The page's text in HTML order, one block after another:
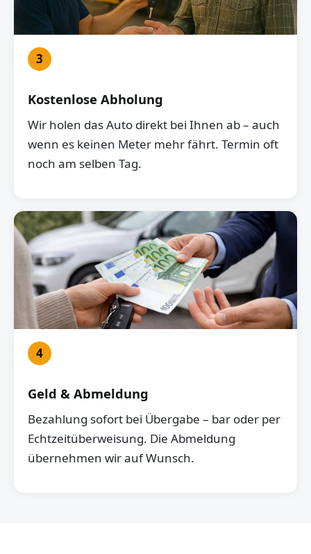
3
Kostenlose Abholung
Wir holen das Auto direkt bei Ihnen ab – auch
wenn es keinen Meter mehr fährt. Termin oft
noch am selben Tag.
4
Geld & Abmeldung
Bezahlung sofort bei Übergabe – bar oder per
Echtzeitüberweisung. Die Abmeldung
übernehmen wir auf Wunsch.